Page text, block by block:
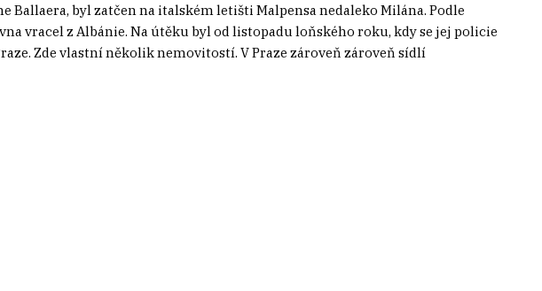
Ballaera, byl zatčen na italském letišti Malpensa nedaleko Milána. Podle
vracel z Albánie. Na útěku byl od listopadu loňského roku, kdy se jej policie
Zde vlastní několik nemovitostí. V Praze zároveň zároveň sídlí